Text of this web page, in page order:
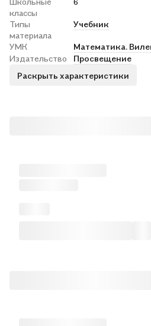
классы
Типы
материала
Учебник
УМК
Математика.
Издательство
Просвещение
Раскрыть характеристики